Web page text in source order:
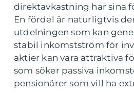
direktavkastning har sina
En fördel är naturligtvis
utdelningen som kan
stabil inkomstström för
aktier kan vara attraktiva
som söker passiva
pensionärer som vill ha